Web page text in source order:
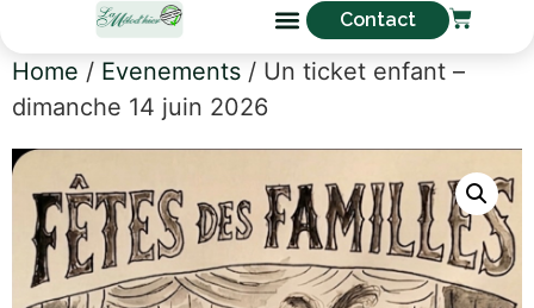
Contact
Home / Evenements / Un ticket enfant –
dimanche 14 juin 2026